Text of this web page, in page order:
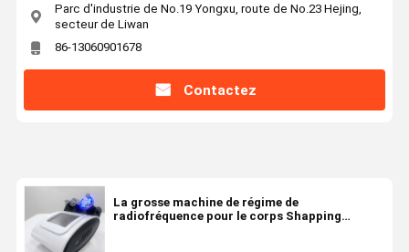
Parc d'industrie de No.19 Yongxu, route de No.23 Hejing,
secteur de Liwan
86-13060901678
Contactez
La grosse machine de régime de
radiofréquence pour le corps Shapping